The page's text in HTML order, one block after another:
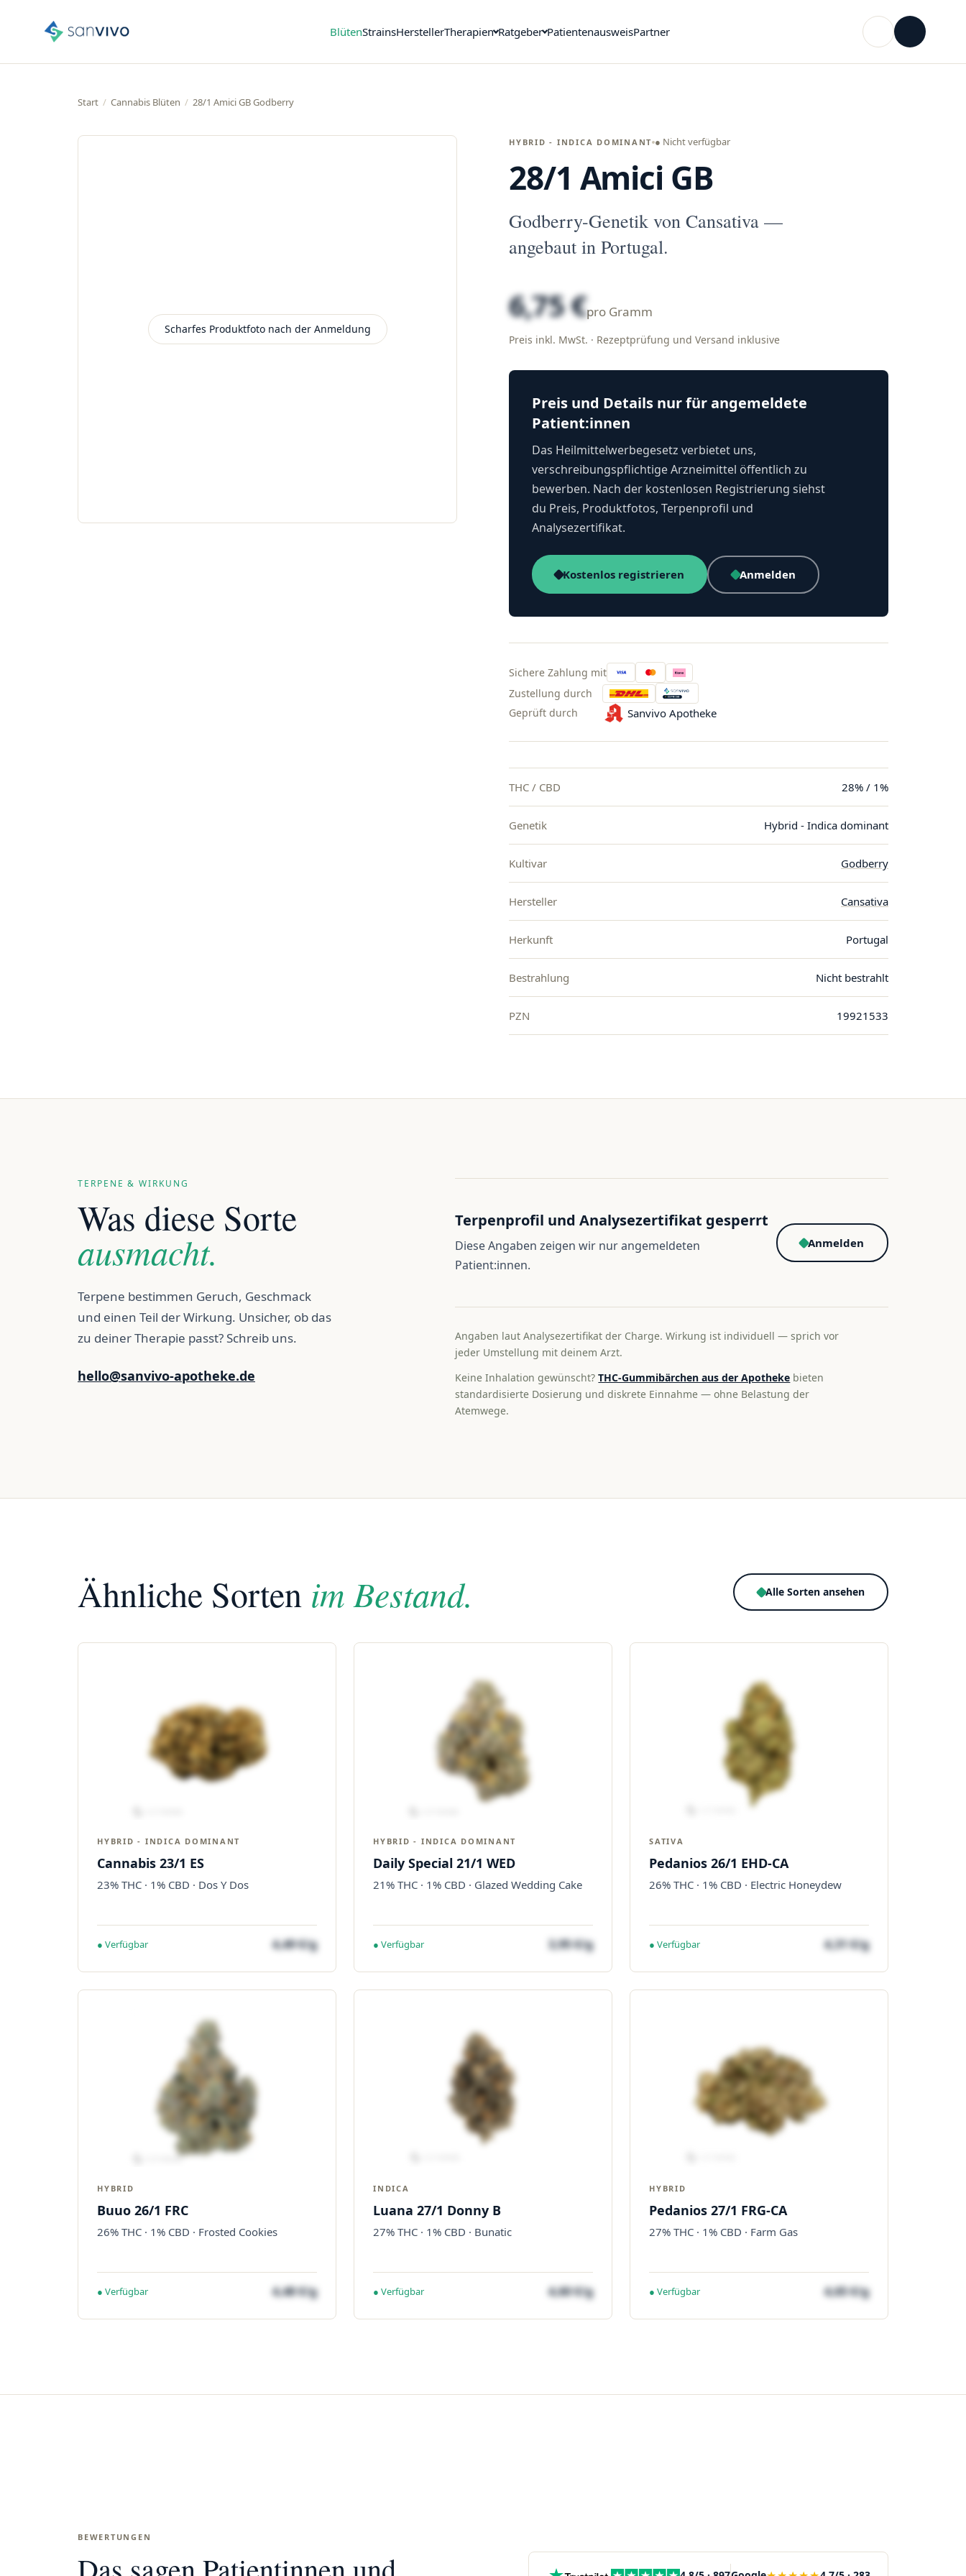
BlütenStrainsHerstellerTherapien Ratgeber PatientenausweisPartner
Start / Cannabis Blüten / 28/1 Amici GB Godberry
Scharfes Produktfoto nach der Anmeldung
HYBRID - INDICA DOMINANT ● Nicht verfügbar
28/1 Amici GB
Godberry-Genetik von Cansativa —
angebaut in Portugal.
6,75 €pro Gramm
Preis inkl. MwSt. · Rezeptprüfung und Versand inklusive
Preis und Details nur für angemeldete
Patient:innen
Das Heilmittelwerbegesetz verbietet uns,
verschreibungspflichtige Arzneimittel öffentlich zu
bewerben. Nach der kostenlosen Registrierung siehst
du Preis, Produktfotos, Terpenprofil und
Analysezertifikat.
Kostenlos registrieren Anmelden
Sichere Zahlung mit
Zustellung durch
Geprüft durch
Sanvivo Apotheke
THC / CBD 28% / 1%
Genetik Hybrid - Indica dominant
Kultivar Godberry
Hersteller Cansativa
Herkunft Portugal
Bestrahlung Nicht bestrahlt
PZN 19921533
TERPENE & WIRKUNG
Was diese Sorte
ausmacht.
Terpene bestimmen Geruch, Geschmack
und einen Teil der Wirkung. Unsicher, ob das
zu deiner Therapie passt? Schreib uns.
hello@sanvivo-apotheke.de
Terpenprofil und Analysezertifikat gesperrt
Diese Angaben zeigen wir nur angemeldeten
Patient:innen.
Anmelden
Angaben laut Analysezertifikat der Charge. Wirkung ist individuell — sprich vor
jeder Umstellung mit deinem Arzt.
Keine Inhalation gewünscht?THC-Gummibärchen aus der Apotheke bieten
standardisierte Dosierung und diskrete Einnahme — ohne Belastung der
Atemwege.
Ähnliche Sorten im Bestand. Alle Sorten ansehen
HYBRID - INDICA DOMINANT
Cannabis 23/1 ES
23% THC · 1% CBD · Dos Y Dos
● Verfügbar 4,49 €/g
HYBRID - INDICA DOMINANT
Daily Special 21/1 WED
21% THC · 1% CBD · Glazed Wedding Cake
● Verfügbar 3,95 €/g
SATIVA
Pedanios 26/1 EHD-CA
26% THC · 1% CBD · Electric Honeydew
● Verfügbar 4,31 €/g
HYBRID
Buuo 26/1 FRC
26% THC · 1% CBD · Frosted Cookies
● Verfügbar 4,48 €/g
INDICA
Luana 27/1 Donny B
27% THC · 1% CBD · Bunatic
● Verfügbar 4,60 €/g
HYBRID
Pedanios 27/1 FRG-CA
27% THC · 1% CBD · Farm Gas
● Verfügbar 4,65 €/g
BEWERTUNGEN